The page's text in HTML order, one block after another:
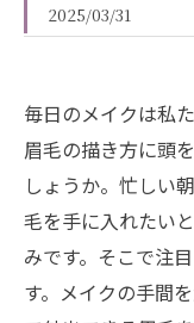
2025/03/31
毎日のメイクは私
眉毛の描き方に頭
しょうか。忙しい
毛を手に入れたい
みです。そこで注
す。メイクの手間